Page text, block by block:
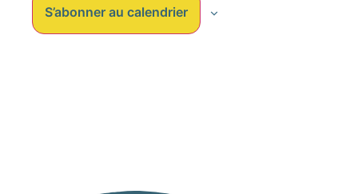
S’abonner au calendrier